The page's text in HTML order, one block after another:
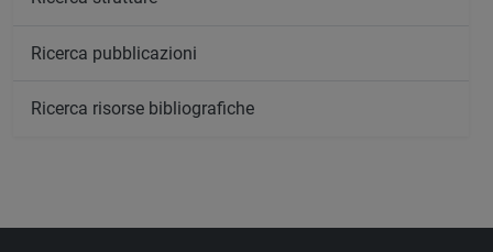
Ricerca pubblicazioni
Ricerca risorse bibliografiche